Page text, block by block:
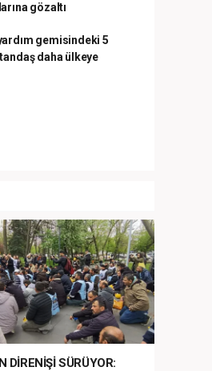
gözaltı
gemisindeki 5
daha ülkeye
DİRENİŞİ SÜRÜYOR: